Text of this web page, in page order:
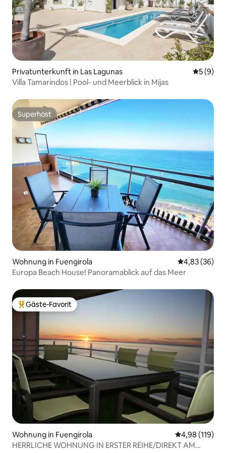
Privatunterkunft in Las Lagunas
5 (9)
Villa Tamarindos | Pool- und Meerblick in Mijas
Superhost
Superhost
Wohnung in Fuengirola
4,83 (36)
Europa Beach House! Panoramablick auf das Meer
Beliebter Gäste-Favorit.
Gäste-Favorit
Wohnung in Fuengirola
4,98 (119)
HERRLICHE WOHNUNG IN ERSTER REIHE/DIREKT AM